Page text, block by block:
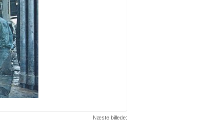
Næste billede: